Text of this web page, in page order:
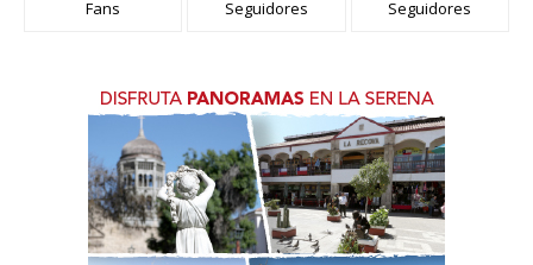
Fans Seguidores Seguidores